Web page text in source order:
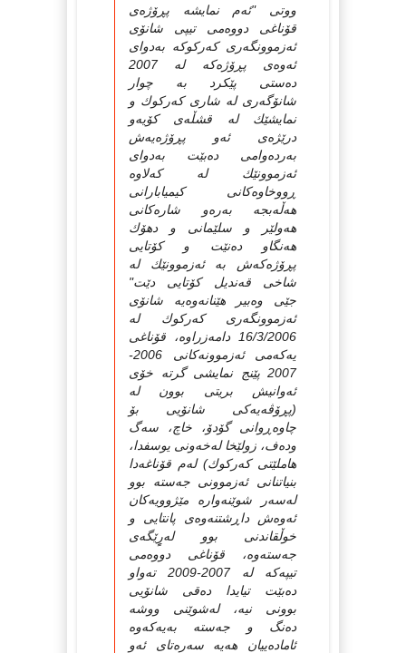
ووتى "ئەم نمایشە پڕۆژەى
قۆناغى دووەمى تیپى شانۆى
ئەزموونگەرى كەركوكە بەدواى
ئەوەى پڕۆژەكە لە 2007
دەستى پێكرد بە چوار
شانۆگەرى لە شارى كەركوك و
نمایشێك لە قشڵەى كۆیەو
درێژەى ئەو پڕۆژەیەش
بەردەوامى دەبێت بەدواى
ئەزموونێك لە كەلاوە
ڕووخاوەكانى كیمیابارانى
هەڵەبجە بەرەو شارەكانى
هەولێر و سلێمانى و دهۆك
هەنگاو دەنێت و كۆتایى
پڕۆژەكەش بە ئەزموونێك لە
شاخى قەندیل كۆتایى دێت"
جێى وەبیر هێنانەوەیە شانۆى
ئەزموونگەرى كەركوك لە
16/3/2006 دامەزراوە، قۆناغى
یەكەمى ئەزموونەكانى 2006-
2007 پێنج نمایشى گرتە خۆى
ئەوانیش بریتى بوون لە
(پڕۆڤەیەكى شانۆیى بۆ
چاوەڕوانى گۆدۆ، خاچ، سەگ
ودەف، زولێخا لەخەونى یوسفدا،
هاملێتى كەركوك) لەم قۆناغەدا
بنیاتنانى ئەزموونى جەستە بوو
لەسەر شوێنەوارە مێژوویەكان
ئەوەش داڕشتنەوەى پانتایى و
خوڵقاندنى بوو لەرٍِێگەى
جەستەوە، قۆناغى دووەمى
تیپەكە لە 2007-2009 تەواو
دەبێت تیایدا دەقى شانۆیى
بوونى نیە، لەشوێنى ووشە
دەنگ و جەستە بەیەكەوە
ئامادەییان هەیە سەرەتاى ئەو